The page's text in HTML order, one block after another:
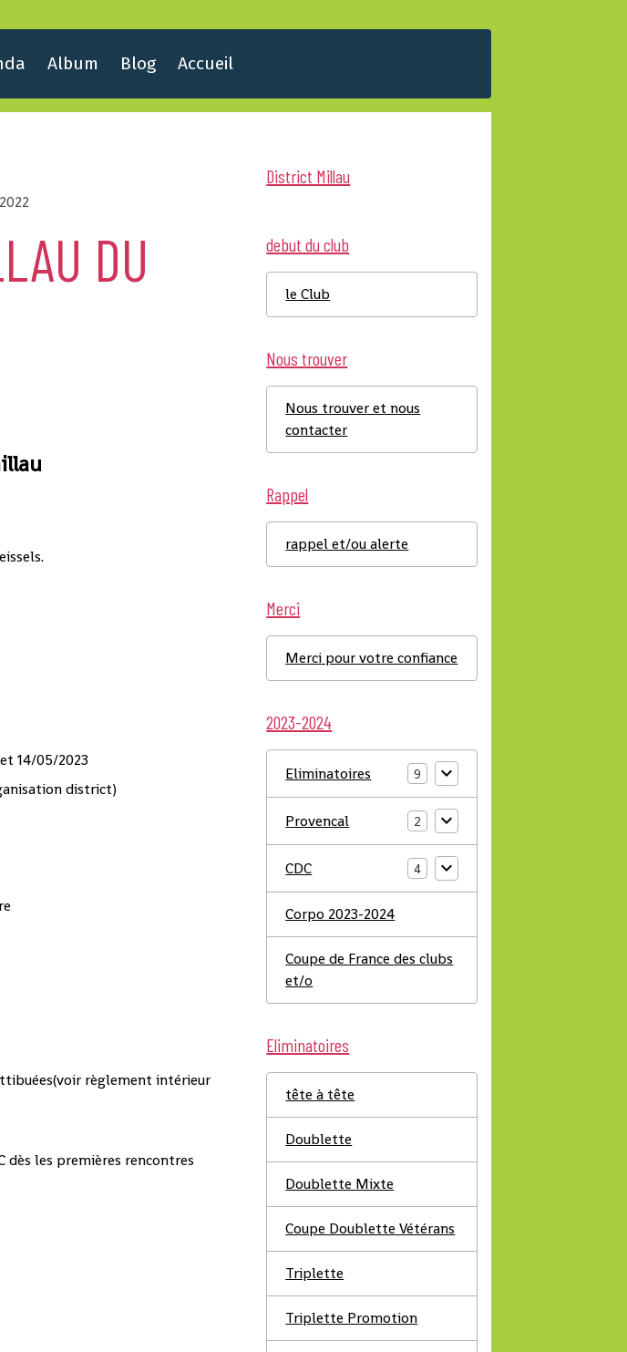
Album Blog Accueil
DU
14/05/2023
district)
règlement intérieur
dès les premières rencontres
District Millau
debut du club
le Club
Nous trouver
Nous trouver et nous
contacter
Rappel
rappel et/ou alerte
Merci
Merci pour votre confiance
2023-2024
Eliminatoires 9
Provencal 2
CDC 4
Corpo 2023-2024
Coupe de France des clubs
et/o
Eliminatoires
tête à tête
Doublette
Doublette Mixte
Coupe Doublette Vétérans
Triplette
Triplette Promotion